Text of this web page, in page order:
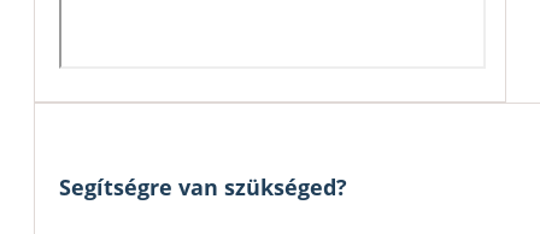
Segítségre van szükséged?